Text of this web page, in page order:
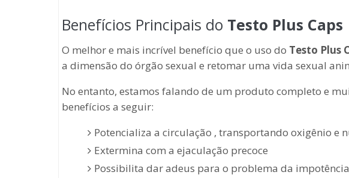
Benefícios Principais do Testo Plus Caps
O melhor e mais incrível benefício que o uso do Testo Plus
a dimensão do órgão sexual e retomar uma vida sexual
No entanto, estamos falando de um produto completo e
benefícios a seguir:
Potencializa a circulação , transportando oxigênio e
Extermina com a ejaculação precoce
Possibilita dar adeus para o problema da impotência